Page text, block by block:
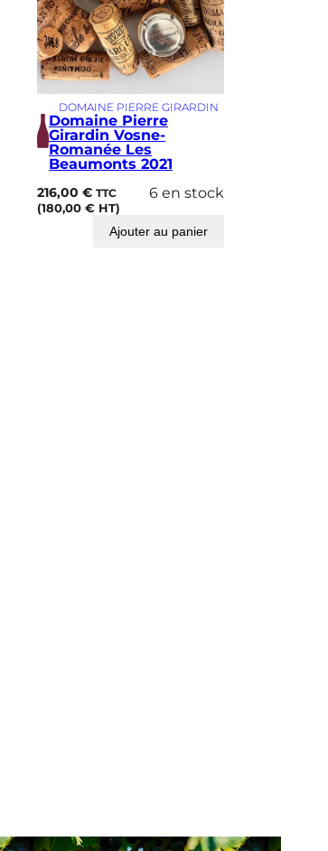
DOMAINE PIERRE GIRARDIN
Domaine Pierre
Girardin Vosne-
Romanée Les
Beaumonts 2021
216,00 € TTC
(180,00 €HT)
6 en stock
Ajouter au panier